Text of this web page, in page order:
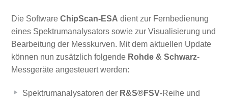
Die Software ChipScan-ESA dient zur Fernbedienung
eines Spektrumanalysators sowie zur Visualisierung und
Bearbeitung der Messkurven. Mit dem aktuellen Update
können nun zusätzlich folgende Rohde & Schwarz-
Messgeräte angesteuert werden:
Spektrumanalysatoren der R&S®FSV-Reihe und